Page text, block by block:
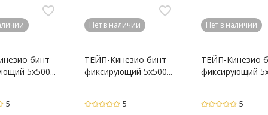
favorite_border
бинт
5х500...
5
favorite_border
Нет в наличии
ТЕЙП-Кинезио бинт
фиксирующий 5х500...
5
Нет в наличии
ТЕЙП-Кинезио
фиксирующий
5